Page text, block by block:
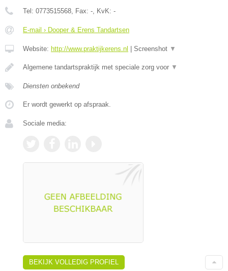
Tel: 0773515568 , Fax: - , KvK: -
E-mail › Dooper & Erens Tandartsen
Website: http://www.praktijkerens.nl Screenshot ▼
Algemene tandartspraktijk met speciale zorg voor ▼
Diensten onbekend
Er wordt gewerkt op afspraak.
Sociale media:
BEKIJK VOLLEDIG PROFIEL